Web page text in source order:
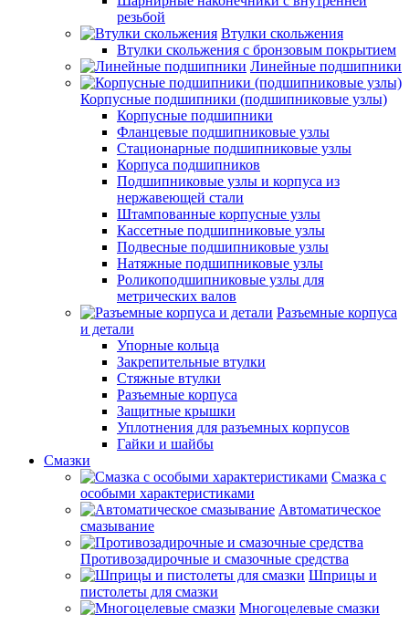
резьбой
Втулки скольжения
Втулки скольжения с бронзовым покрытием
Линейные подшипники
Корпусные подшипники (подшипниковые узлы)
Корпусные подшипники
Фланцевые подшипниковые узлы
Стационарные подшипниковые узлы
Корпуса подшипников
Подшипниковые узлы и корпуса из
нержавеющей стали
Штампованные корпусные узлы
Кассетные подшипниковые узлы
Подвесные подшипниковые узлы
Натяжные подшипниковые узлы
Роликоподшипниковые узлы для
метрических валов
Разъемные корпуса
и детали
Упорные кольца
Закрепительные втулки
Стяжные втулки
Разъемные корпуса
Защитные крышки
Уплотнения для разъемных корпусов
Гайки и шайбы
Смазки
Смазка с
особыми характеристиками
Автоматическое
смазывание
Противозадирочные и смазочные средства
Шприцы и
пистолеты для смазки
Многоцелевые смазки